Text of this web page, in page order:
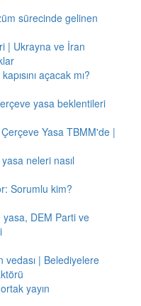
sürecinde gelinen
| Ukrayna ve İran
açacak mı?
yasa beklentileri
Yasa TBMM'de |
neleri nasıl
Sorumlu kim?
DEM Parti ve
vedası | Belediyelere
yayın